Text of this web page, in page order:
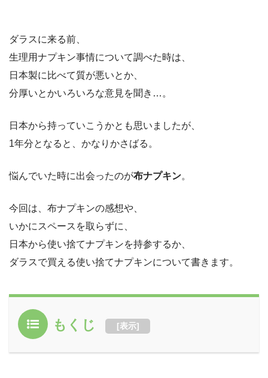
ダラスに来る前、
生理用ナプキン事情について調べた時は、
日本製に比べて質が悪いとか、
分厚いとかいろいろな意見を聞き…。
日本から持っていこうかとも思いましたが、
1年分となると、かなりかさばる。
悩んでいた時に出会ったのが布ナプキン。
今回は、布ナプキンの感想や、
いかにスペースを取らずに、
日本から使い捨てナプキンを持参するか、
ダラスで買える使い捨てナプキンについて書きます。
もくじ [表示]